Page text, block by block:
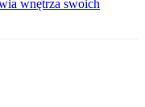
wnętrza swoich